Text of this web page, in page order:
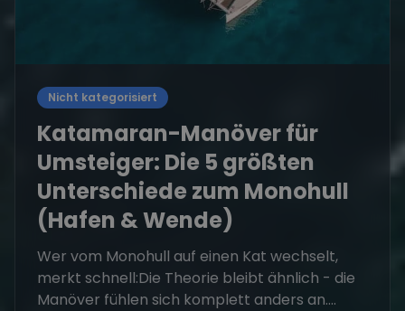
Nicht kategorisiert
Katamaran-Manöver für
Umsteiger: Die 5 größten
Unterschiede zum Monohull
(Hafen & Wende)
Wer vom Monohull auf einen Kat wechselt,
merkt schnell:Die Theorie bleibt ähnlich - die
Manöver fühlen sich komplett anders an....